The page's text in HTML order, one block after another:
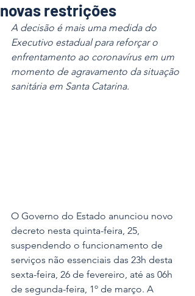
novas restrições
A decisão é mais uma medida do
Executivo estadual para reforçar o
enfrentamento ao coronavírus em um
momento de agravamento da situação
sanitária em Santa Catarina.
O Governo do Estado anunciou novo
decreto nesta quinta-feira, 25,
suspendendo o funcionamento de
serviços não essenciais das 23h desta
sexta-feira, 26 de fevereiro, até as 06h
de segunda-feira, 1º de março. A